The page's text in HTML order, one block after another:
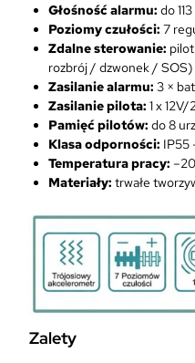
Głośność alarmu: do
Poziomy czułości: 7
Zdalne sterowanie:
rozbrój / dzwonek / SOS)
Zasilanie alarmu: 3 ×
Zasilanie pilota: 1 x 12V/
Pamięć pilotów: do 8
Klasa odporności: IP55
Temperatura pracy:
Materiały: trwałe
Zalety